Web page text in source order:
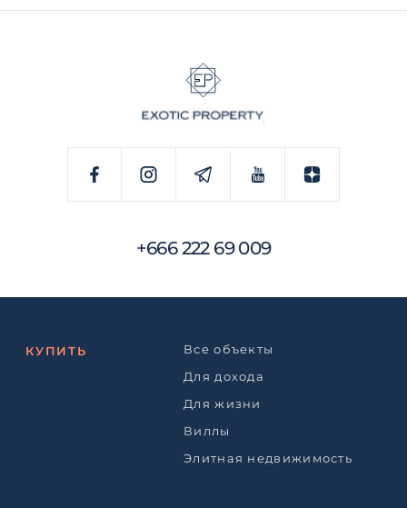
+666 222 69 009
КУПИТЬ
Все объекты
Для дохода
Для жизни
Виллы
Элитная недвижимость